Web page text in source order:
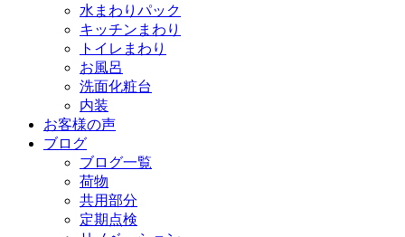
水まわりパック
キッチンまわり
トイレまわり
お風呂
洗面化粧台
内装
お客様の声
ブログ
ブログ一覧
荷物
共用部分
定期点検